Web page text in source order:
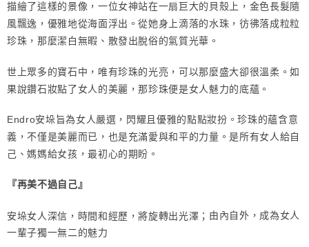
描繪了這樣的景像，一位女神站在一扇巨大的貝殼上，金色長髮隨
風飄逸，優雅地從海面浮出。從她身上滴落的水珠，彷彿落成粒粒
珍珠，那麼潔白無暇、散發出脫俗的氣質光華。
世上眾多的寶石中，唯有珍珠的光亮，可以那麼盛大卻很溫柔。如
果說鑽石妝點了女人的美麗，那珍珠便是女人魅力的底蘊。
Endro安垛旨為女人嚴選，閃耀且優雅的點點妝扮。珍珠的蘊含意
義，不僅是美麗而已，也是充滿愛與和平的力量。是所有女人給自
己、媽媽給女孩，最初心的期盼。
『再美不過自己』
安垛女人深信，時間和經歷，將旋轉出光澤； 由內自外，成為女人
一輩子獨一無二的魅力